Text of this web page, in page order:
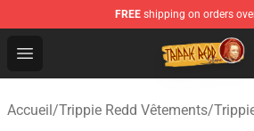
FREE shipping on orders
Open menu
Trippie Redd Store - Official
Accueil/Trippie Redd Vêtements/